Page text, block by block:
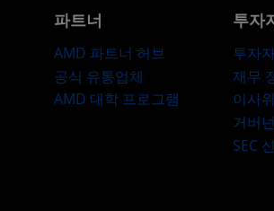
파트너
AMD 파트너 허브
공식 유통업체
AMD 대학 프로그램
투자
투자
재무
이사
거버
SEC